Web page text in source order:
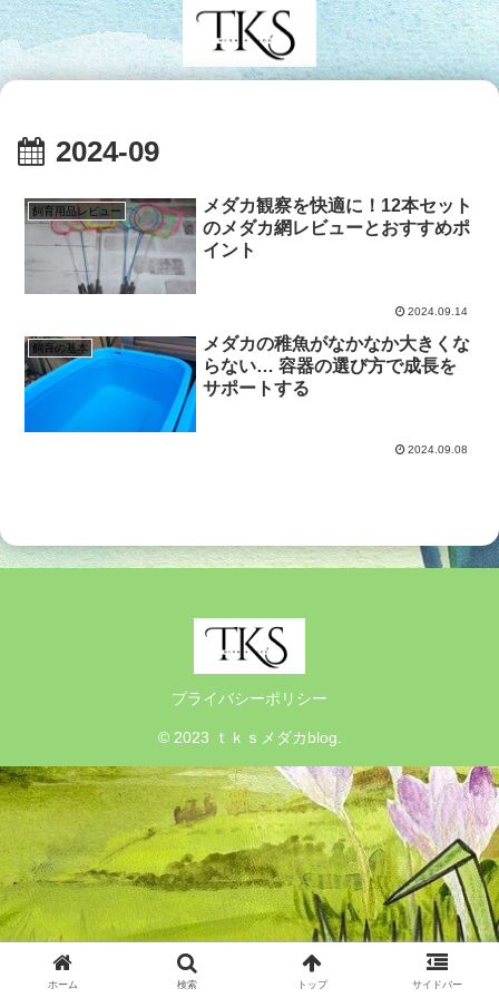
2024-09
飼育用品レビュー
メダカ観察を快適に！12本セット
のメダカ網レビューとおすすめポ
イント
2024.09.14
飼育の基本
メダカの稚魚がなかなか大きくな
らない… 容器の選び方で成長を
サポートする
2024.09.08
プライバシーポリシー
© 2023 ｔｋｓメダカblog.
ホーム 検索 トップ サイドバー